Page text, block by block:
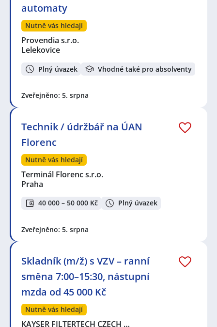
automaty
Nutně vás hledají
Provendia s.r.o.
Lelekovice
Plný úvazek Vhodné také pro absolventy
Zveřejněno: 5. srpna
Technik / údržbář na ÚAN
Florenc
Nutně vás hledají
Terminál Florenc s.r.o.
Praha
40 000 – 50 000 Kč Plný úvazek
Zveřejněno: 5. srpna
Skladník (m/ž) s VZV – ranní
směna 7:00–15:30, nástupní
mzda od 45 000 Kč
Nutně vás hledají
KAYSER FILTERTECH CZECH …